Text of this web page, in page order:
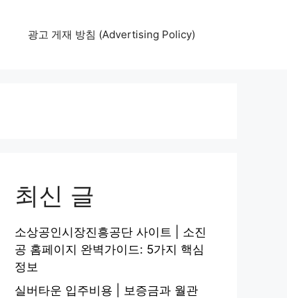
광고 게재 방침 (Advertising Policy)
최신 글
소상공인시장진흥공단 사이트 | 소진
공 홈페이지 완벽가이드: 5가지 핵심
정보
실버타운 입주비용 | 보증금과 월관